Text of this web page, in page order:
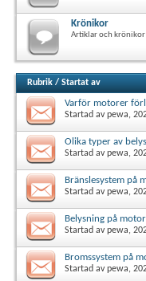
Krönikor
Artiklar och
Rubrik / Startat av
Varför motorer
Startad avpewa,
Olika typer av
Startad avpewa,
Bränslesystem på
Startad avpewa,
Belysning på
Startad avpewa,
Bromssystem på
Startad avpewa,